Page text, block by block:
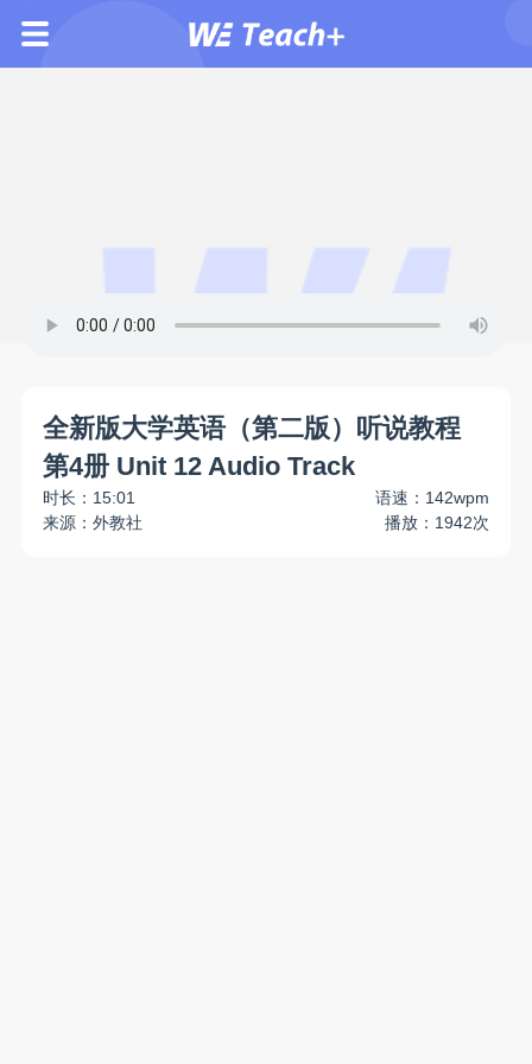
全新版大学英语（第二版）听说教程
第4册 Unit 12 Audio Track
时长：15:01
语速：142wpm
来源：外教社
播放：1942次